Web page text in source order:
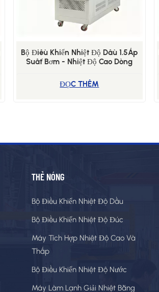
Bộ Điều Khiển Nhiệt Độ Dầu 1.5Áp
Suất Bơm - Nhiệt Độ Cao Dòng
ĐỌC THÊM
THẺ NÓNG
Bộ Điều Khiển Nhiệt Độ Dầu
Bộ Điều Khiển Nhiệt Độ Đúc
Máy Tích Hợp Nhiệt Độ Cao Và
Thấp
Bộ Điều Khiển Nhiệt Độ Nước
Máy Làm Lạnh Giải Nhiệt Bằng